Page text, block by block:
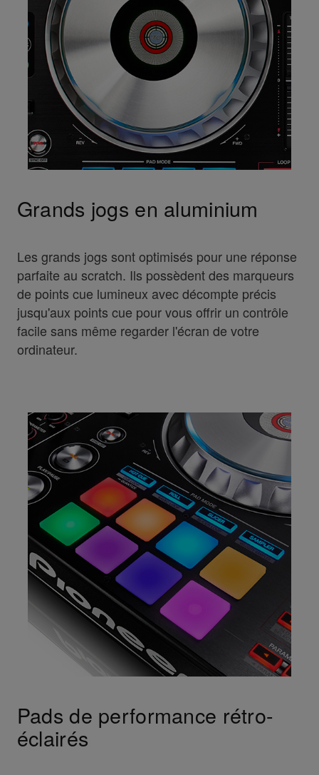
Grands jogs en aluminium
Les grands jogs sont optimisés pour une réponse
parfaite au scratch. Ils possèdent des marqueurs
de points cue lumineux avec décompte précis
jusqu'aux points cue pour vous offrir un contrôle
facile sans même regarder l'écran de votre
ordinateur.
Pads de performance rétro-
éclairés